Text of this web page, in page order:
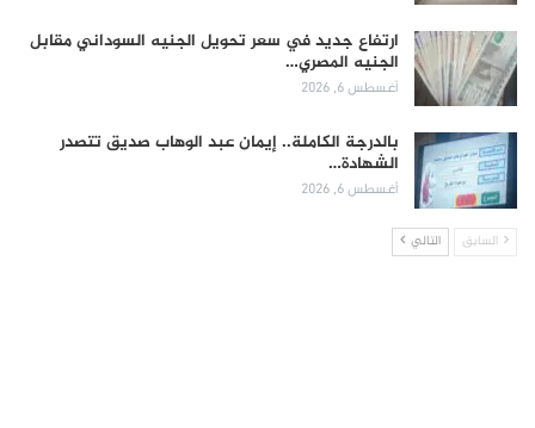
ارتفاع جديد في سعر تحويل الجنيه السوداني مقابل
الجنيه المصري…
أغسطس 6, 2026
بالدرجة الكاملة.. إيمان عبد الوهاب صديق تتصدر
الشهادة…
أغسطس 6, 2026
السابق التالي